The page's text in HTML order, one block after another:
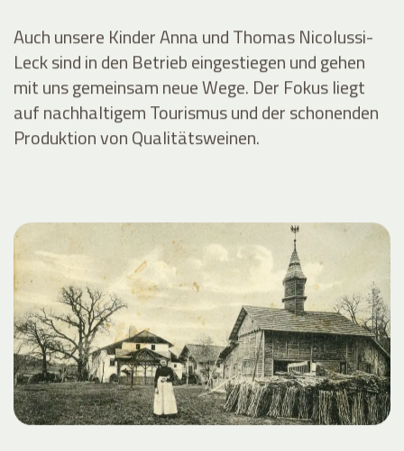
Auch unsere Kinder Anna und Thomas Nicolussi-
Leck sind in den Betrieb eingestiegen und gehen
mit uns gemeinsam neue Wege. Der Fokus liegt
auf nachhaltigem Tourismus und der schonenden
Produktion von Qualitätsweinen.